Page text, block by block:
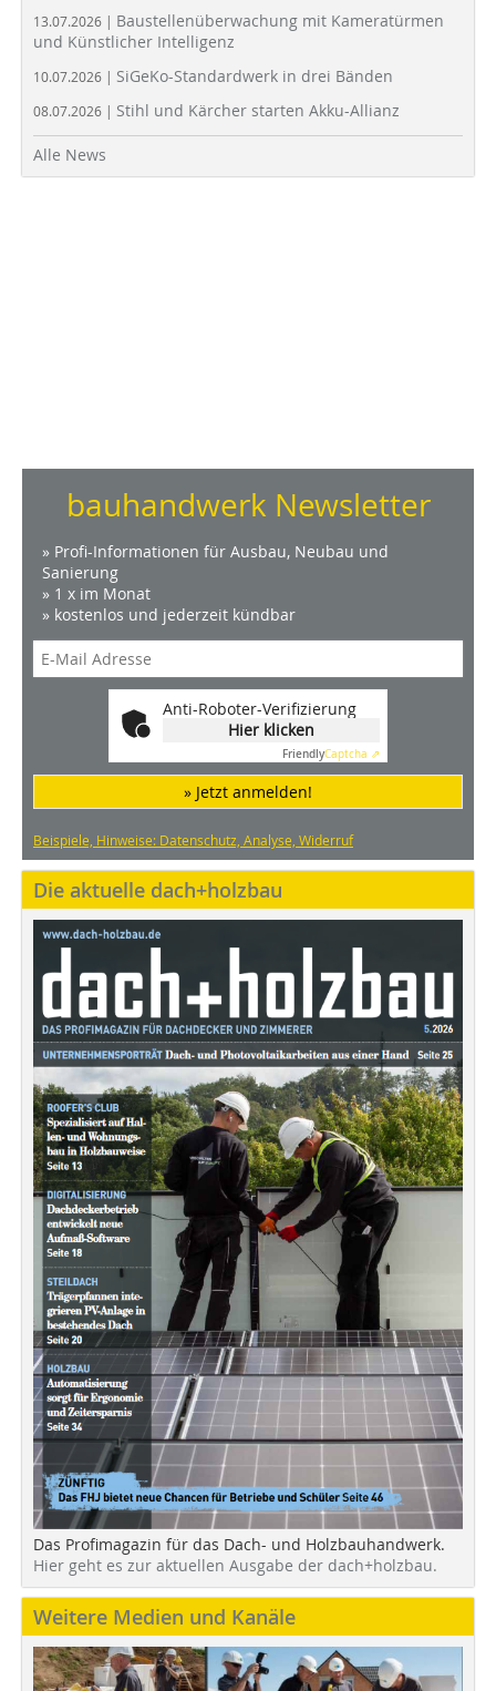
13.07.2026 | Baustellenüberwachung mit Kameratürmen
und Künstlicher Intelligenz
10.07.2026 | SiGeKo-Standardwerk in drei Bänden
08.07.2026 | Stihl und Kärcher starten Akku-Allianz
Alle News
bauhandwerk Newsletter
» Profi-Informationen für Ausbau, Neubau und
Sanierung
» 1 x im Monat
» kostenlos und jederzeit kündbar
Anti-Roboter-Verifizierung
Hier klicken
FriendlyCaptcha ⇗
» Jetzt anmelden!
Beispiele, Hinweise: Datenschutz, Analyse, Widerruf
Die aktuelle dach+holzbau
Das Profimagazin für das Dach- und Holzbauhandwerk.
Hier geht es zur aktuellen Ausgabe der dach+holzbau.
Weitere Medien und Kanäle